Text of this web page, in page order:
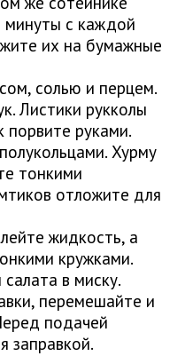
минуты с каждой
их на бумажные
солью и перцем.
Листики рукколы
порвите руками.
Хурму
тонкими
отложите для
жидкость, а
кружками.
в миску.
перемешайте и
подачей
заправкой.